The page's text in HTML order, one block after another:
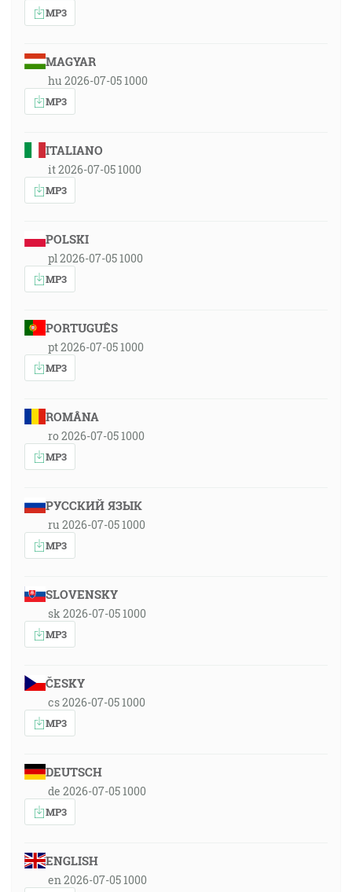
MP3
MAGYAR
hu 2026-07-05 1000
MP3
ITALIANO
it 2026-07-05 1000
MP3
POLSKI
pl 2026-07-05 1000
MP3
PORTUGUÊS
pt 2026-07-05 1000
MP3
ROMÂNA
ro 2026-07-05 1000
MP3
РУССКИЙ ЯЗЫК
ru 2026-07-05 1000
MP3
SLOVENSKY
sk 2026-07-05 1000
MP3
ČESKY
cs 2026-07-05 1000
MP3
DEUTSCH
de 2026-07-05 1000
MP3
ENGLISH
en 2026-07-05 1000